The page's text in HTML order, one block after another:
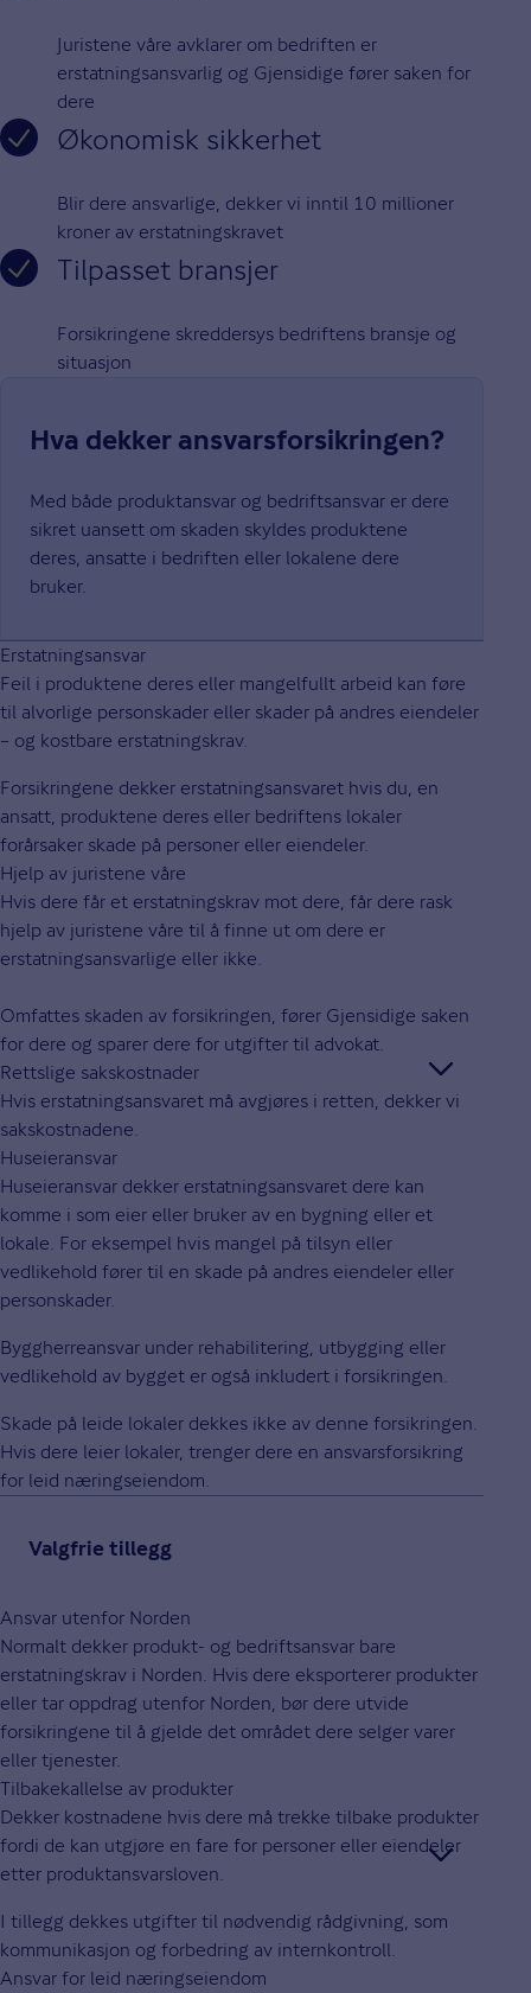
Juristene våre avklarer om bedriften er
erstatningsansvarlig og Gjensidige fører saken for
dere
Økonomisk sikkerhet
Blir dere ansvarlige, dekker vi inntil 10 millioner
kroner av erstatningskravet
Tilpasset bransjer
Forsikringene skreddersys bedriftens bransje og
situasjon
Hva dekker ansvarsforsikringen?
Med både produktansvar og bedriftsansvar er dere
sikret uansett om skaden skyldes produktene
deres, ansatte i bedriften eller lokalene dere
bruker.
Erstatningsansvar
Feil i produktene deres eller mangelfullt arbeid kan føre
til alvorlige personskader eller skader på andres eiendeler
– og kostbare erstatningskrav.
Forsikringene dekker erstatningsansvaret hvis du, en
ansatt, produktene deres eller bedriftens lokaler
forårsaker skade på personer eller eiendeler.
Hjelp av juristene våre
Hvis dere får et erstatningskrav mot dere, får dere rask
hjelp av juristene våre til å finne ut om dere er
erstatningsansvarlige eller ikke.
Omfattes skaden av forsikringen, fører Gjensidige saken
for dere og sparer dere for utgifter til advokat.
Rettslige sakskostnader
Hvis erstatningsansvaret må avgjøres i retten, dekker vi
sakskostnadene.
Huseieransvar
Huseieransvar dekker erstatningsansvaret dere kan
komme i som eier eller bruker av en bygning eller et
lokale. For eksempel hvis mangel på tilsyn eller
vedlikehold fører til en skade på andres eiendeler eller
personskader.
Byggherreansvar under rehabilitering, utbygging eller
vedlikehold av bygget er også inkludert i forsikringen.
Skade på leide lokaler dekkes ikke av denne forsikringen.
Hvis dere leier lokaler, trenger dere en ansvarsforsikring
for leid næringseiendom.
Valgfrie tillegg
Ansvar utenfor Norden
Normalt dekker produkt- og bedriftsansvar bare
erstatningskrav i Norden. Hvis dere eksporterer produkter
eller tar oppdrag utenfor Norden, bør dere utvide
forsikringene til å gjelde det området dere selger varer
eller tjenester.
Tilbakekallelse av produkter
Dekker kostnadene hvis dere må trekke tilbake produkter
fordi de kan utgjøre en fare for personer eller eiendeler
etter produktansvarsloven.
I tillegg dekkes utgifter til nødvendig rådgivning, som
kommunikasjon og forbedring av internkontroll.
Ansvar for leid næringseiendom